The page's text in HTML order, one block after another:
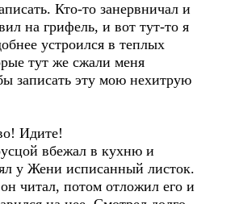
Кто-то занервничал и
на грифель, и вот тут-то я
устроился в теплых
тут же сжали меня
записать эту мою нехитрую
Идите!
вбежал в кухню и
у Жени исписанный листок.
читал, потом отложил его и